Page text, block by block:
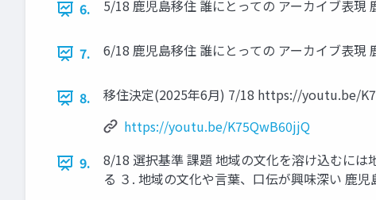
6.
5/18 鹿児島移住 誰にとっての アーカイブ表現
7. 6/18 鹿児島移住 誰にとっての アーカイブ表現
8.
移住決定(2025年6月) 7/18 https://youtu.be/
https://youtu.be/K75QwB60jjQ
9.
8/18 選択基準 課題 地域の文化を溶け込むに
る ３. 地域の文化や言葉、口伝が興味深い 鹿児